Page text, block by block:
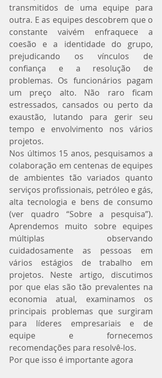
transmitidos de uma equipe para
outra. E as equipes descobrem que o
constante vaivém enfraquece a
coesão e a identidade do grupo,
prejudicando os vínculos de
confiança e a resolução de
problemas. Os funcionários pagam
um preço alto. Não raro ficam
estressados, cansados ou perto da
exaustão, lutando para gerir seu
tempo e envolvimento nos vários
projetos.
Nos últimos 15 anos, pesquisamos a
colaboração em centenas de equipes
de ambientes tão variados quanto
serviços profissionais, petróleo e gás,
alta tecnologia e bens de consumo
(ver quadro “Sobre a pesquisa”).
Aprendemos muito sobre equipes
múltiplas observando
cuidadosamente as pessoas em
vários estágios de trabalho em
projetos. Neste artigo, discutimos
por que elas são tão prevalentes na
economia atual, examinamos os
principais problemas que surgiram
para líderes empresariais e de
equipe e fornecemos
recomendações para resolvê-los.
Por que isso é importante agora